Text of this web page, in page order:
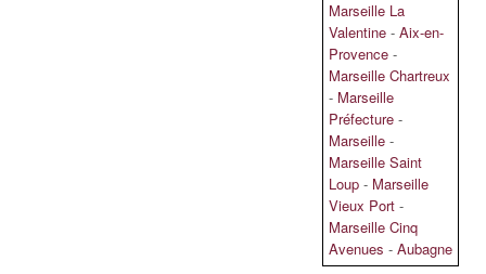
Marseille La
Valentine - Aix-en-
Provence -
Marseille Chartreux
- Marseille
Préfecture -
Marseille -
Marseille Saint
Loup - Marseille
Vieux Port -
Marseille Cinq
Avenues - Aubagne